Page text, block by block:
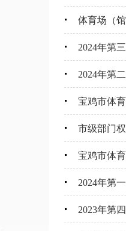
体育场（
2024年第
2024年第
宝鸡市体
市级部门
宝鸡市体
2024年第
2023年第